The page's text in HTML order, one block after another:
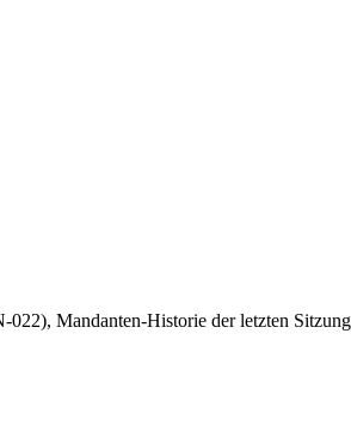
Mandanten-Historie der letzten